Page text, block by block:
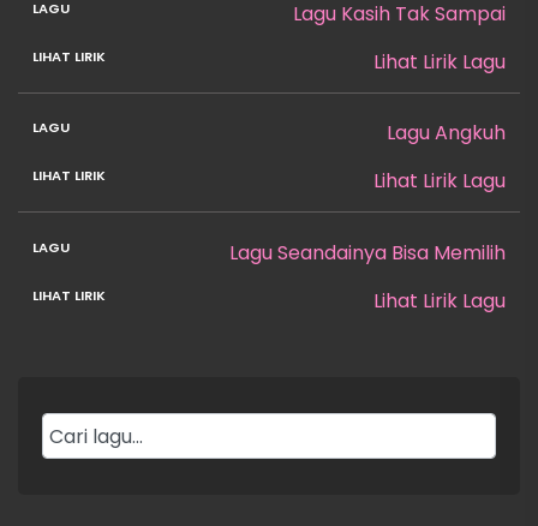
Lagu Kasih Tak Sampai
Lihat Lirik Lagu
Lagu Angkuh
Lihat Lirik Lagu
Lagu Seandainya Bisa Memilih
Lihat Lirik Lagu